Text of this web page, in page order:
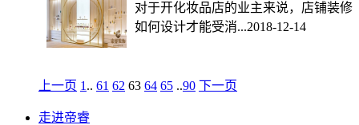
对于开化妆品店的业主来说，店铺装修
如何设计才能受消...2018-12-14
上一页 1 .. 61 62 63 64 65 ..90 下一页
走进帝睿